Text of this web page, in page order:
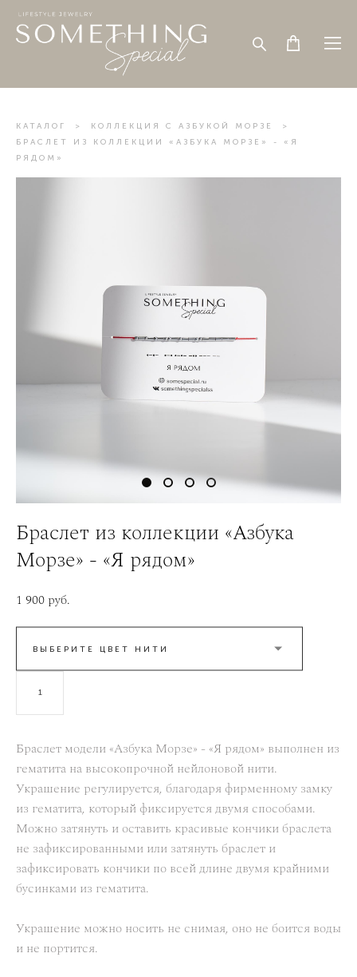
КАТАЛОГ > КОЛЛЕКЦИЯ С АЗБУКОЙ МОРЗЕ
>
БРАСЛЕТ ИЗ КОЛЛЕКЦИИ «АЗБУКА МОРЗЕ» - «Я
РЯДОМ»
Браслет из коллекции «Азбука
Морзе» - «Я рядом»
1 900 pуб.
ВЫБЕРИТЕ ЦВЕТ НИТИ
Браслет модели «Азбука Морзе» - «Я рядом» выполнен из
гематита на высокопрочной нейлоновой нити.
Украшение регулируется, благодаря фирменному замку
из гематита, который фиксируется двумя способами.
Можно затянуть и оставить красивые кончики браслета
не зафиксированными или затянуть браслет и
зафиксировать кончики по всей длине двумя крайними
бусинками из гематита.
Украшение можно носить не снимая, оно не боится воды
и не портится.